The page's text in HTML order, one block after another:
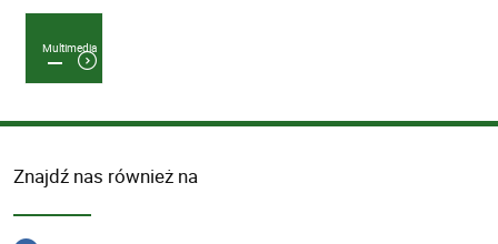
Multimedia
Znajdź nas również na